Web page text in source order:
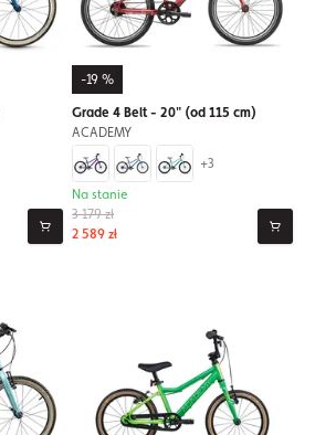
-19 %
Grade 4 Belt - 20" (od 115 cm)
ACADEMY
+3
3 179 zł
2 589 zł
Na stanie